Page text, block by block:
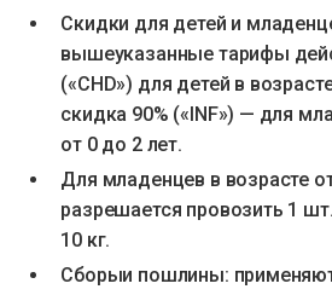
Скидки для детей и
вышеуказанные тарифы
(«CHD») для детей в
скидка 90% («INF») — для
от 0 до 2 лет.
Для младенцев в возрасте
разрешается провозить 1
10 кг.
Сборыи пошлины: